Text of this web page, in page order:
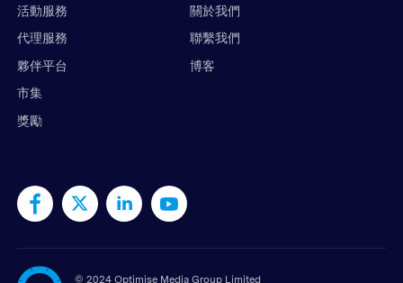
活動服務
代理服務
夥伴平台
市集
獎勵
關於我們
聯繫我們
博客
© 2024 Optimise Media Group Limited